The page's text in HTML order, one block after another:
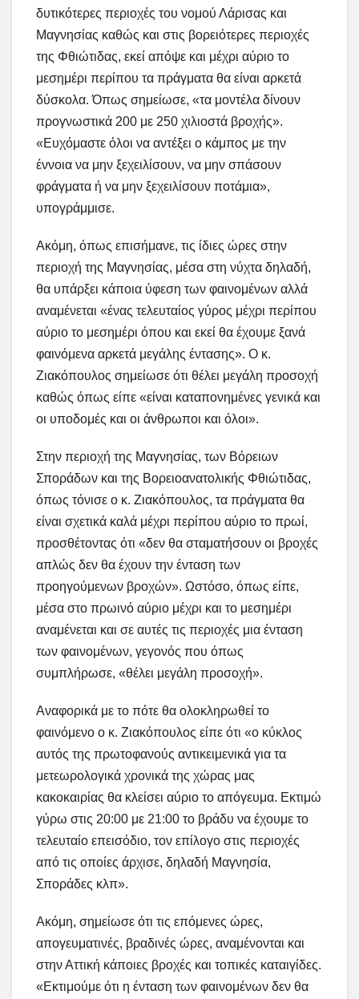
δυτικότερες περιοχές του νομού Λάρισας και
Μαγνησίας καθώς και στις βορειότερες περιοχές
της Φθιώτιδας, εκεί απόψε και μέχρι αύριο το
μεσημέρι περίπου τα πράγματα θα είναι αρκετά
δύσκολα. Όπως σημείωσε, «τα μοντέλα δίνουν
προγνωστικά 200 με 250 χιλιοστά βροχής».
«Ευχόμαστε όλοι να αντέξει ο κάμπος με την
έννοια να μην ξεχειλίσουν, να μην σπάσουν
φράγματα ή να μην ξεχειλίσουν ποτάμια»,
υπογράμμισε.
Ακόμη, όπως επισήμανε, τις ίδιες ώρες στην
περιοχή της Μαγνησίας, μέσα στη νύχτα δηλαδή,
θα υπάρξει κάποια ύφεση των φαινομένων αλλά
αναμένεται «ένας τελευταίος γύρος μέχρι περίπου
αύριο το μεσημέρι όπου και εκεί θα έχουμε ξανά
φαινόμενα αρκετά μεγάλης έντασης». Ο κ.
Ζιακόπουλος σημείωσε ότι θέλει μεγάλη προσοχή
καθώς όπως είπε «είναι καταπονημένες γενικά και
οι υποδομές και οι άνθρωποι και όλοι».
Στην περιοχή της Μαγνησίας, των Βόρειων
Σποράδων και της Βορειοανατολικής Φθιώτιδας,
όπως τόνισε ο κ. Ζιακόπουλος, τα πράγματα θα
είναι σχετικά καλά μέχρι περίπου αύριο το πρωί,
προσθέτοντας ότι «δεν θα σταματήσουν οι βροχές
απλώς δεν θα έχουν την ένταση των
προηγούμενων βροχών». Ωστόσο, όπως είπε,
μέσα στο πρωινό αύριο μέχρι και το μεσημέρι
αναμένεται και σε αυτές τις περιοχές μια ένταση
των φαινομένων, γεγονός που όπως
συμπλήρωσε, «θέλει μεγάλη προσοχή».
Αναφορικά με το πότε θα ολοκληρωθεί το
φαινόμενο ο κ. Ζιακόπουλος είπε ότι «ο κύκλος
αυτός της πρωτοφανούς αντικειμενικά για τα
μετεωρολογικά χρονικά της χώρας μας
κακοκαιρίας θα κλείσει αύριο το απόγευμα. Εκτιμώ
γύρω στις 20:00 με 21:00 το βράδυ να έχουμε το
τελευταίο επεισόδιο, τον επίλογο στις περιοχές
από τις οποίες άρχισε, δηλαδή Μαγνησία,
Σποράδες κλπ».
Ακόμη, σημείωσε ότι τις επόμενες ώρες,
απογευματινές, βραδινές ώρες, αναμένονται και
στην Αττική κάποιες βροχές και τοπικές καταιγίδες.
«Εκτιμούμε ότι η ένταση των φαινομένων δεν θα